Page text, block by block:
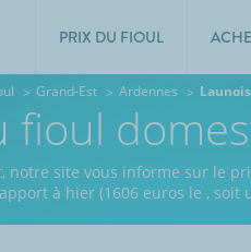
PRIX DU FIOUL
Grand-Est Ardennes
fioul
notre site vous informe sur le
à hier (1606 euros le , soit